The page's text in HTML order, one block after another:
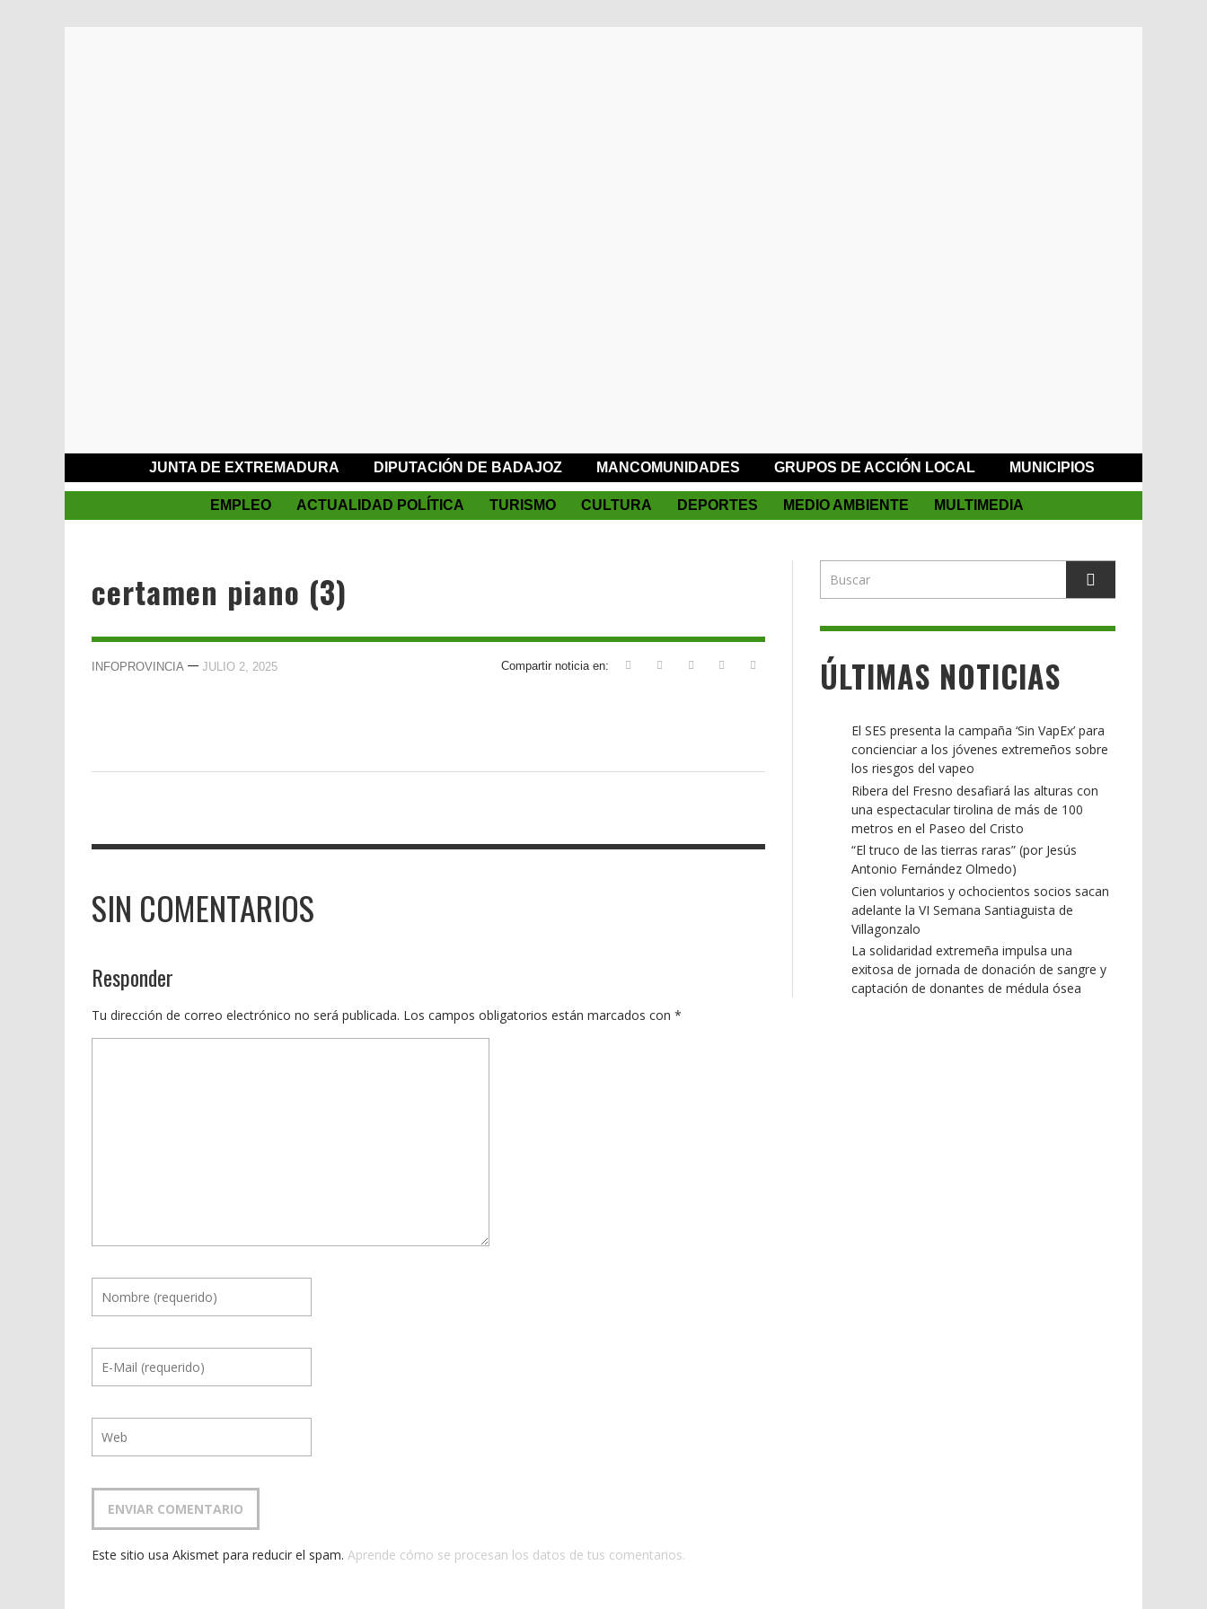
JUNTA DE EXTREMADURA DIPUTACIÓN DE BADAJOZ MANCOMUNIDADES GRUPOS DE ACCIÓN LOCAL MUNICIPIOS
EMPLEO ACTUALIDAD POLÍTICA TURISMO CULTURA DEPORTES MEDIO AMBIENTE MULTIMEDIA
certamen piano (3)
Compartir noticia en:
INFOPROVINCIA — JULIO 2, 2025
SIN COMENTARIOS
Responder
Tu dirección de correo electrónico no será publicada. Los campos obligatorios están marcados con *
Este sitio usa Akismet para reducir el spam. Aprende cómo se procesan los datos de tus comentarios.
ÚLTIMAS NOTICIAS
El SES presenta la campaña ‘Sin VapEx’ para
concienciar a los jóvenes extremeños sobre
los riesgos del vapeo
Ribera del Fresno desafiará las alturas con
una espectacular tirolina de más de 100
metros en el Paseo del Cristo
“El truco de las tierras raras” (por Jesús
Antonio Fernández Olmedo)
Cien voluntarios y ochocientos socios sacan
adelante la VI Semana Santiaguista de
Villagonzalo
La solidaridad extremeña impulsa una
exitosa de jornada de donación de sangre y
captación de donantes de médula ósea